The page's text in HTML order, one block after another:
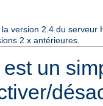
version 2.4 du serveur
2.x antérieures.
un